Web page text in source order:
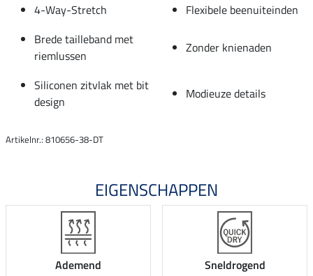
4-Way-Stretch
Flexibele beenuiteinden
Brede tailleband met
riemlussen
Zonder knienaden
Siliconen zitvlak met bit
design
Modieuze details
Artikelnr.: 810656-38-DT
EIGENSCHAPPEN
Ademend Sneldrogend